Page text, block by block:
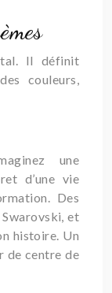
Il définit
couleurs,
une
d’une vie
Des
et
histoire. Un
de centre de